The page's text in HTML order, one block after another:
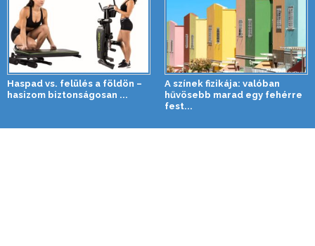
Haspad vs. felülés a földön –
hasizom biztonságosan ...
A színek fizikája: valóban
hűvösebb marad egy fehérre
fest...